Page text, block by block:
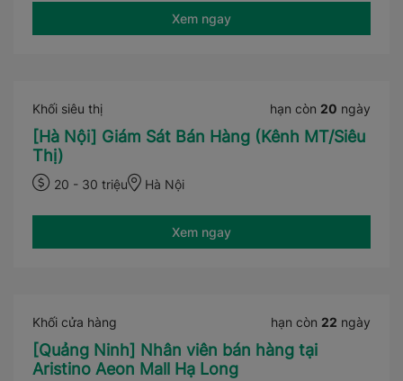
Xem ngay
Khối siêu thị hạn còn 20 ngày
[Hà Nội] Giám Sát Bán Hàng (Kênh MT/Siêu
Thị)
20 - 30 triệu Hà Nội
Xem ngay
Khối cửa hàng hạn còn 22 ngày
[Quảng Ninh] Nhân viên bán hàng tại
Aristino Aeon Mall Hạ Long